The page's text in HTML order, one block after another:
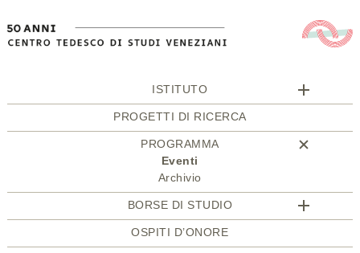
ISTITUTO
PROGETTI DI RICERCA
PROGRAMMA
Eventi
Archivio
BORSE DI STUDIO
OSPITI D’ONORE